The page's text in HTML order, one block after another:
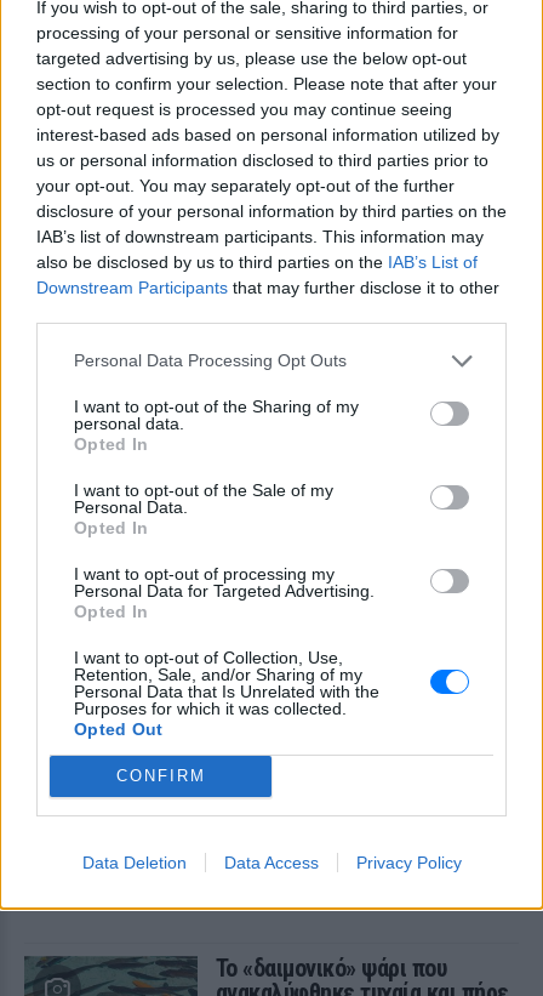
If you wish to opt-out of the sale, sharing to third parties, or
processing of your personal or sensitive information for
targeted advertising by us, please use the below opt-out
section to confirm your selection. Please note that after your
opt-out request is processed you may continue seeing
interest-based ads based on personal information utilized by
us or personal information disclosed to third parties prior to
your opt-out. You may separately opt-out of the further
disclosure of your personal information by third parties on the
IAB’s list of downstream participants. This information may
also be disclosed by us to third parties on the IAB’s List of
Downstream Participants that may further disclose it to other
Personal Data Processing Opt Outs
I want to opt-out of the Sharing of my
personal data.
Opted In
I want to opt-out of the Sale of my
Personal Data.
Opted In
I want to opt-out of processing my
Personal Data for Targeted Advertising.
Opted In
I want to opt-out of Collection, Use,
Retention, Sale, and/or Sharing of my
Personal Data that Is Unrelated with the
Purposes for which it was collected.
Opted Out
CONFIRM
Data Deletion Data Access Privacy Policy
Η κωμωδία που σατίρισε τον
νεοπλουτισμό και παραμένει
επίκαιρη
ΠΡΙΝ 7 ΏΡΕΣ
108 επεισόδια γέλιου: Η σειρά του Χάρη
Ρώμα που αξίζει να δούμε ξανά στις
επαναλήψεις
5 ταινίες του Netflix για να δεις
στις διακοπές
ΠΡΙΝ 7 ΏΡΕΣ
Aνάλαφρες, διασκεδαστικές και
την απόλυτη αίσθηση απόδρασης
Σάλος στο Λονδίνο με αφίσα
της «Μούμιας» που θύμιζε
νεκρό παιδί ‑ Την απέσυραν από
Οι αρμόδιες βρετανικές αρχές έκριναν
Το ελληνικό comfort TV έχει όνομα: Η σειρά
που εξακολουθεί να σαρώνει στις
Το τηλεοπτικό φαινόμενο που βλέπουμε ξανά και ξανά εδώ
Το «δαιμονικό» ψάρι που